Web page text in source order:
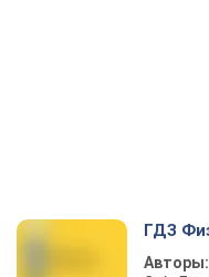
ГДЗ
Авторы: